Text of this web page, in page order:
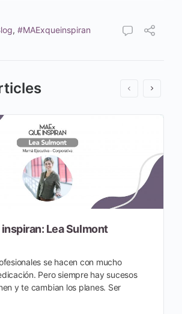
, #MAExqueinspiran
Lea Sulmont
se hacen con mucho
Pero siempre hay sucesos
y te cambian los planes. Ser